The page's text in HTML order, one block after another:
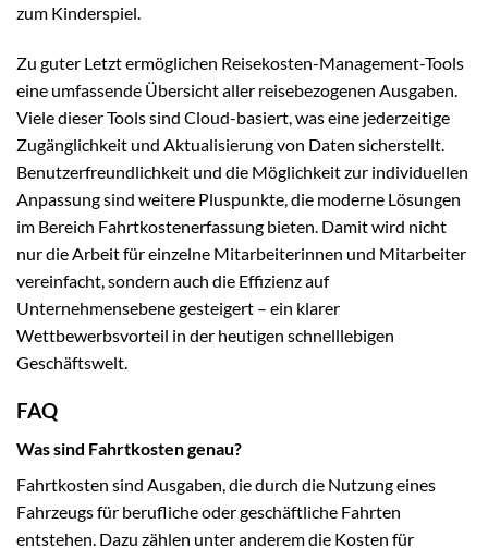
zum Kinderspiel.
Zu guter Letzt ermöglichen Reisekosten-Management-Tools
eine umfassende Übersicht aller reisebezogenen Ausgaben.
Viele dieser Tools sind Cloud-basiert, was eine jederzeitige
Zugänglichkeit und Aktualisierung von Daten sicherstellt.
Benutzerfreundlichkeit und die Möglichkeit zur individuellen
Anpassung sind weitere Pluspunkte, die moderne Lösungen
im Bereich Fahrtkostenerfassung bieten. Damit wird nicht
nur die Arbeit für einzelne Mitarbeiterinnen und Mitarbeiter
vereinfacht, sondern auch die Effizienz auf
Unternehmensebene gesteigert – ein klarer
Wettbewerbsvorteil in der heutigen schnelllebigen
Geschäftswelt.
FAQ
Was sind Fahrtkosten genau?
Fahrtkosten sind Ausgaben, die durch die Nutzung eines
Fahrzeugs für berufliche oder geschäftliche Fahrten
entstehen. Dazu zählen unter anderem die Kosten für